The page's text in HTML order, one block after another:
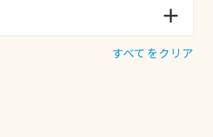
すべてをクリア